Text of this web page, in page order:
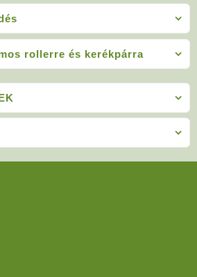
rollerre és kerékpárra